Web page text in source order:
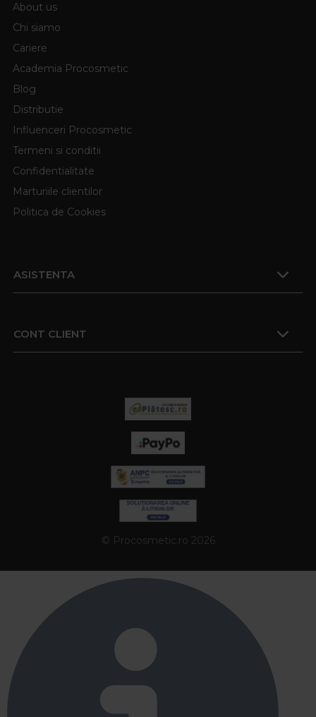
About us
Chi siamo
Cariere
Academia Procosmetic
Blog
Distributie
Influenceri Procosmetic
Termeni si conditii
Confidentialitate
Marturiile clientilor
Politica de Cookies
ASISTENTA
CONT CLIENT
© Procosmetic.ro 2026